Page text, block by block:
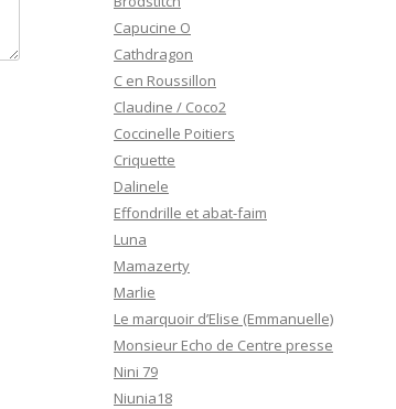
Capucine O
Cathdragon
C en Roussillon
Claudine / Coco2
Coccinelle Poitiers
Criquette
Dalinele
Effondrille et abat-faim
Luna
Mamazerty
Marlie
Le marquoir d’Elise (Emmanuelle)
Monsieur Echo de Centre presse
Nini 79
Niunia18